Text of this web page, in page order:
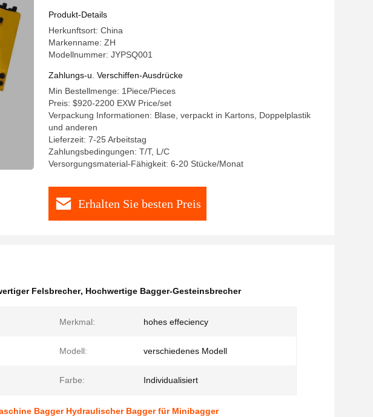
Bagger für Minibagger
Produkt-Details
Herkunftsort: China
Markenname: ZH
Modellnummer: JYPSQ001
Zahlungs-u. Verschiffen-Ausdrücke
Min Bestellmenge: 1Piece/Pieces
Preis: $920-2200 EXW Price/set
Verpackung Informationen: Blase, verpackt in Kartons, Doppelplastik
und anderen
Lieferzeit: 7-25 Arbeitstag
Zahlungsbedingungen: T/T, L/C
Versorgungsmaterial-Fähigkeit: 6-20 Stücke/Monat
Erhalten Sie besten Preis
Felsbrecher, Hochwertige Bagger-Gesteinsbrecher
Merkmal: hohes effeciency
Modell: verschiedenes Modell
Farbe: Individualisiert
Bagger Hydraulischer Bagger für Minibagger